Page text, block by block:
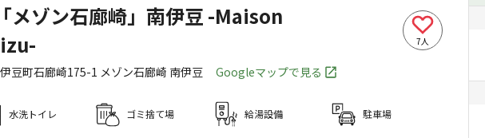
メゾン石廊崎」南伊豆 -Maison
7人
豆町石廊崎175-1 メゾン石廊崎 南伊豆 Googleマップで見る
水洗トイレ ゴミ捨て場 給湯設備 駐車場